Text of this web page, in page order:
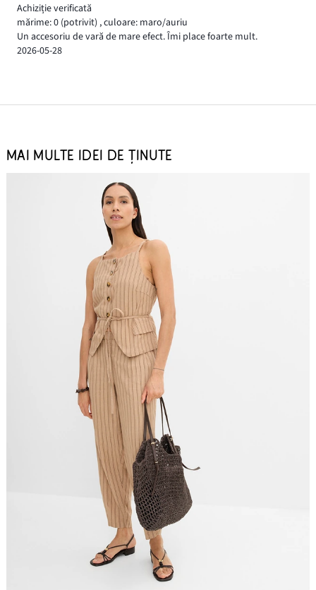
Achiziție verificată
mărime: 0 (potrivit) ,culoare: maro/auriu
Un accesoriu de vară de mare efect. Îmi place foarte mult.
2026-05-28
MAI MULTE IDEI DE ȚINUTE